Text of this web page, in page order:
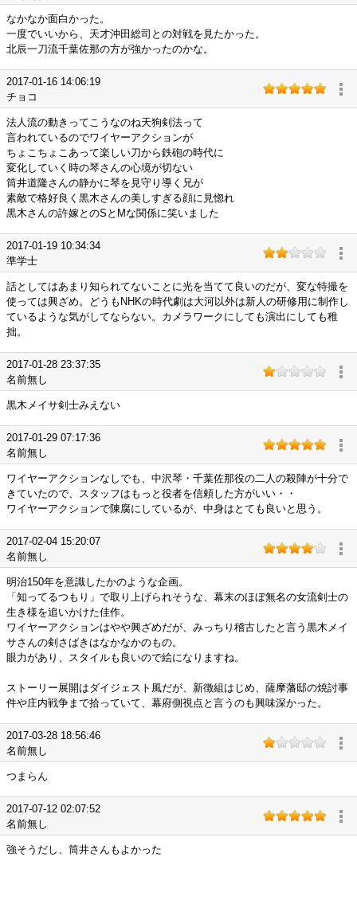
なかなか面白かった。
一度でいいから、天才沖田総司との対戦を見たかった。
北辰一刀流千葉佐那の方が強かったのかな。
2017-01-16 14:06:19
チョコ
法人流の動きってこうなのね天狗剣法って
言われているのでワイヤーアクションが
ちょこちょこあって楽しい刀から鉄砲の時代に
変化していく時の琴さんの心境が切ない
筒井道隆さんの静かに琴を見守り導く兄が
素敵で格好良く黒木さんの美しすぎる顔に見惚れ
黒木さんの許嫁とのSとMな関係に笑いました
2017-01-19 10:34:34
準学士
話としてはあまり知られてないことに光を当てて良いのだが、変な特撮を
使っては興ざめ。どうもNHKの時代劇は大河以外は新人の研修用に制作し
ているような気がしてならない。カメラワークにしても演出にしても稚
拙。
2017-01-28 23:37:35
名前無し
黒木メイサ剣士みえない
2017-01-29 07:17:36
名前無し
ワイヤーアクションなしでも、中沢琴・千葉佐那役の二人の殺陣が十分で
きていたので、スタッフはもっと役者を信頼した方がいい・・
ワイヤーアクションで陳腐にしているが、中身はとても良いと思う。
2017-02-04 15:20:07
名前無し
明治150年を意識したかのような企画。
「知ってるつもり」で取り上げられそうな、幕末のほぼ無名の女流剣士の
生き様を追いかけた佳作。
ワイヤーアクションはやや興ざめだが、みっちり稽古したと言う黒木メイ
サさんの剣さばきはなかなかのもの。
眼力があり、スタイルも良いので絵になりますね。
ストーリー展開はダイジェスト風だが、新徴組はじめ、薩摩藩邸の焼討事
件や庄内戦争まで拾っていて、幕府側視点と言うのも興味深かった。
2017-03-28 18:56:46
名前無し
つまらん
2017-07-12 02:07:52
名前無し
強そうだし、筒井さんもよかった